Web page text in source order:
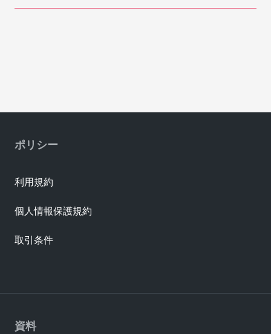
資料
ポリシー
利用規約
個人情報保護規約
取引条件